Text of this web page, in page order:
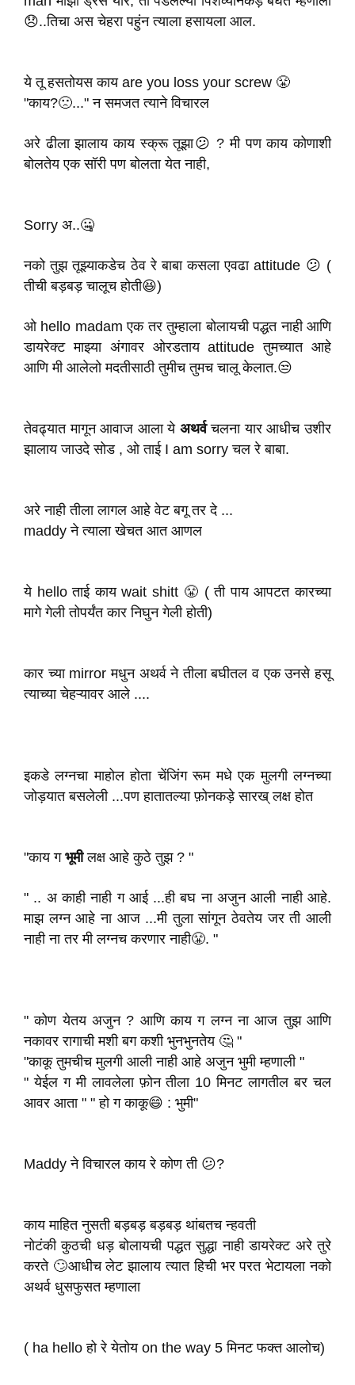
😞..तिचा अस चेहरा पहुंन त्याला हसायला आल.
ये तू हसतोयस काय are you loss your screw 😤
"काय?🙁..." न समजत त्याने विचारल
अरे ढीला झालाय काय स्क्रू तूझा😕 ? मी पण काय कोणाशी
बोलतेय एक सॉरी पण बोलता येत नाही,
Sorry अ..🤐
नको तुझ तूझ्याकडेच ठेव रे बाबा कसला एवढा attitude 😕 (
तीची बड़बड़ चालूच होती😆)
ओ hello madam एक तर तुम्हाला बोलायची पद्धत नाही आणि
डायरेक्ट माझ्या अंगावर ओरडताय attitude तुमच्यात आहे
आणि मी आलेलो मदतीसाठी तुमीच तुमच चालू केलात.😒
तेवढ्यात मागून आवाज आला ये अथर्वचलना यार आधीच उशीर
झालाय जाउदे सोड , ओ ताई I am sorry चल रे बाबा.
अरे नाही तीला लागल आहे वेट बगू तर दे ...
maddy ने त्याला खेचत आत आणल
ये hello ताई काय wait shitt 😤 ( ती पाय आपटत कारच्या
मागे गेली तोपर्यंत कार निघुन गेली होती)
कार च्या mirror मधुन अथर्व ने तीला बघीतल व एक उनसे हसू
त्याच्या चेहऱ्यावर आले ....
इकडे लग्नचा माहोल होता चेंजिंग रूम मधे एक मुलगी लग्नच्या
जोड़यात बसलेली ...पण हातातल्या फ़ोनकड़े सारख् लक्ष होत
"काय ग भूमीलक्ष आहे कुठे तुझ ? "
" .. अ काही नाही ग आई ...ही बघ ना अजुन आली नाही आहे.
माझ लग्न आहे ना आज ...मी तुला सांगून ठेवतेय जर ती आली
नाही ना तर मी लग्नच करणार नाही😤. "
" कोण येतय अजुन ? आणि काय ग लग्न ना आज तुझ आणि
नकावर रागाची मशी बग कशी भुनभुनतेय 🤔 "
"काकू तुमचीच मुलगी आली नाही आहे अजुन भुमी म्हणाली "
" येईल ग मी लावलेला फ़ोन तीला 10 मिनट लागतील बर चल
आवर आता " " हो ग काकू😄 : भुमी"
Maddy ने विचारल काय रे कोण ती 😕?
काय माहित नुसती बड़बड़ बड़बड़ थांबतच न्हवती
नोटंकी कुठची धड़ बोलायची पद्धत सुद्धा नाही डायरेक्ट अरे तुरे
करते 🙄आधीच लेट झालाय त्यात हिची भर परत भेटायला नको
अथर्व धुसफुसत म्हणाला
( ha hello हो रे येतोय on the way 5 मिनट फक्त आलोच)